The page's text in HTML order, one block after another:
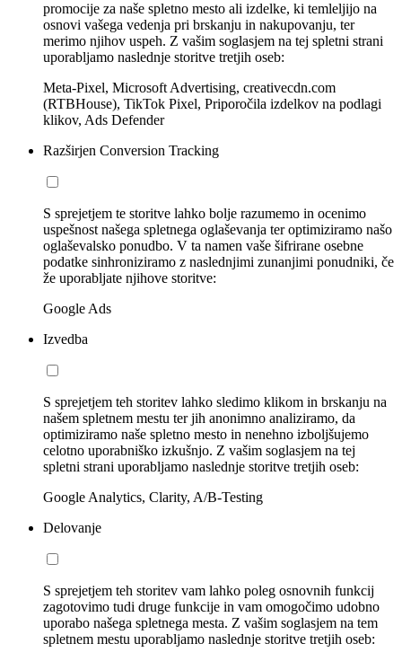
promocije za naše spletno mesto ali izdelke, ki temleljijo na
osnovi vašega vedenja pri brskanju in nakupovanju, ter
merimo njihov uspeh. Z vašim soglasjem na tej spletni strani
uporabljamo naslednje storitve tretjih oseb:
Meta-Pixel, Microsoft Advertising, creativecdn.com
(RTBHouse), TikTok Pixel, Priporočila izdelkov na podlagi
klikov, Ads Defender
Razširjen Conversion Tracking
S sprejetjem te storitve lahko bolje razumemo in ocenimo
uspešnost našega spletnega oglaševanja ter optimiziramo našo
oglaševalsko ponudbo. V ta namen vaše šifrirane osebne
podatke sinhroniziramo z naslednjimi zunanjimi ponudniki, če
že uporabljate njihove storitve:
Google Ads
Izvedba
S sprejetjem teh storitev lahko sledimo klikom in brskanju na
našem spletnem mestu ter jih anonimno analiziramo, da
optimiziramo naše spletno mesto in nenehno izboljšujemo
celotno uporabniško izkušnjo. Z vašim soglasjem na tej
spletni strani uporabljamo naslednje storitve tretjih oseb:
Google Analytics, Clarity, A/B-Testing
Delovanje
S sprejetjem teh storitev vam lahko poleg osnovnih funkcij
zagotovimo tudi druge funkcije in vam omogočimo udobno
uporabo našega spletnega mesta. Z vašim soglasjem na tem
spletnem mestu uporabljamo naslednje storitve tretjih oseb: